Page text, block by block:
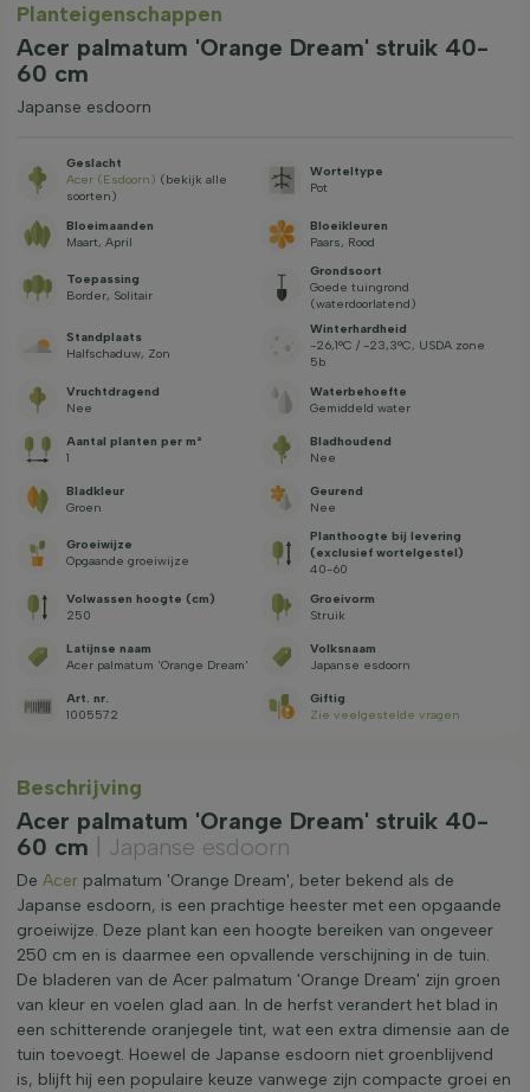
Planteigenschappen
Acer palmatum 'Orange Dream' struik 40-
60 cm
Japanse esdoorn
Geslacht
Acer (Esdoorn) (bekijk alle
soorten)
Worteltype
Pot
Bloeimaanden
Maart, April
Bloeikleuren
Paars, Rood
Toepassing
Border, Solitair
Grondsoort
Goede tuingrond
(waterdoorlatend)
Standplaats
Halfschaduw, Zon
Winterhardheid
-26,1°C / -23,3°C, USDA zone
5b
Vruchtdragend
Nee
Waterbehoefte
Gemiddeld water
Aantal planten per m²
1
Bladhoudend
Nee
Bladkleur
Groen
Geurend
Nee
Groeiwijze
Opgaande groeiwijze
Planthoogte bij levering
(exclusief wortelgestel)
40-60
Volwassen hoogte (cm)
250
Groeivorm
Struik
Latijnse naam
Acer palmatum 'Orange Dream'
Volksnaam
Japanse esdoorn
Art. nr.
1005572
Giftig
Zie veelgestelde vragen
Beschrijving
Acer palmatum 'Orange Dream' struik 40-
60 cm
| Japanse esdoorn
De Acer palmatum 'Orange Dream', beter bekend als de
Japanse esdoorn, is een prachtige heester met een opgaande
groeiwijze. Deze plant kan een hoogte bereiken van ongeveer
250 cm en is daarmee een opvallende verschijning in de tuin.
De bladeren van de Acer palmatum 'Orange Dream' zijn groen
van kleur en voelen glad aan. In de herfst verandert het blad in
een schitterende oranjegele tint, wat een extra dimensie aan de
tuin toevoegt. Hoewel de Japanse esdoorn niet groenblijvend
is, blijft hij een populaire keuze vanwege zijn compacte groei en